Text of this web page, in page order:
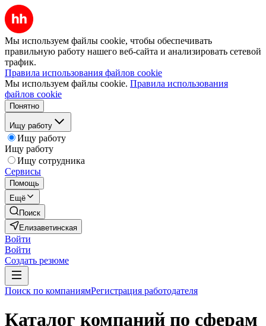
Мы используем файлы cookie, чтобы обеспечивать
правильную работу нашего веб-сайта и анализировать сетевой
трафик.
Правила использования файлов cookie
Мы используем файлы cookie. Правила использования
файлов cookie
Понятно
Ищу работу
Ищу работу
Ищу работу
Ищу сотрудника
Сервисы
Помощь
Ещё
Поиск
Елизаветинская
Войти
Войти
Создать резюме
Поиск по компаниямРегистрация работодателя
Каталог компаний по сферам